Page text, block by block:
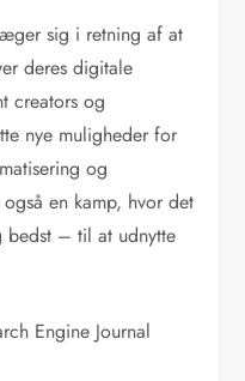
sig i retning af at
deres digitale
creators og
nye muligheder for
og
en kamp, hvor det
– til at udnytte
Engine Journal